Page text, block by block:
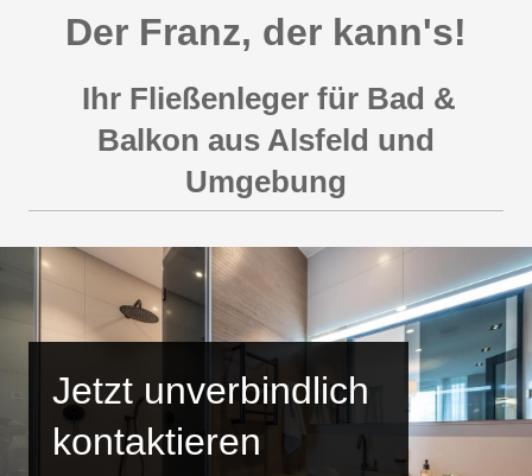
Der Franz, der kann's!
Ihr Fließenleger für Bad &
Balkon aus Alsfeld und
Umgebung
Jetzt unverbindlich
kontaktieren